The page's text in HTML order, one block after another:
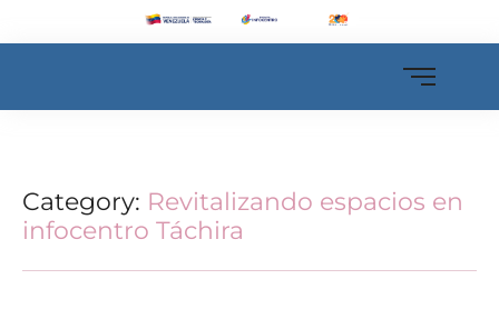
Category: Revitalizando espacios en
infocentro Táchira